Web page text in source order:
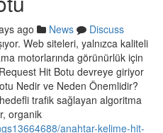
ago News
Discuss
Web siteleri, yalnızca kaliteli
motorlarında görünürlük için
Hit Botu devreye giriyor
Nedir ve Neden Önemlidir?
trafik sağlayan algoritma
organik
anahtar-kelime-hit-